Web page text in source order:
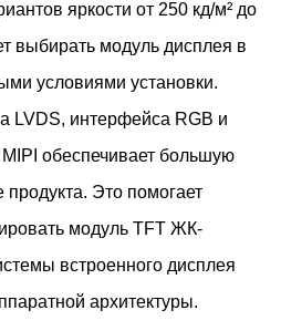
яркости от 250 кд/м² до
выбирать модуль дисплея в
условиями установки.
LVDS, интерфейса RGB и
обеспечивает большую
продукта. Это помогает
модуль TFT ЖК-
встроенного дисплея
архитектуры.